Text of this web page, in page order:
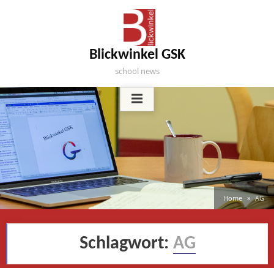
Blickwinkel GSK
school news
Home AG
Schlagwort: AG